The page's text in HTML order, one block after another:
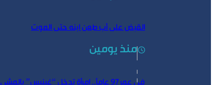
القبض على أب طعن ابنه حتى الموت
منذ يومين
في عمر 97 عاماً.. امرأة تدخل “غينيس” بالمشي